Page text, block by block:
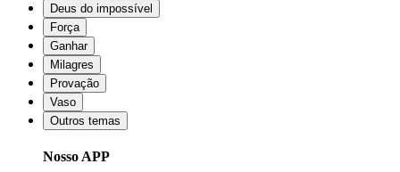
Deus do impossível
Força
Ganhar
Milagres
Provação
Vaso
Outros temas
Nosso APP